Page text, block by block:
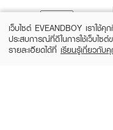
เว็บไซต์ EVEANDBOY เราใ
ประสบการณ์ที่ดีในการใช้เว็บไ
รายละเอียดได้ที่ เรียนรู้เกี่ยวกับ